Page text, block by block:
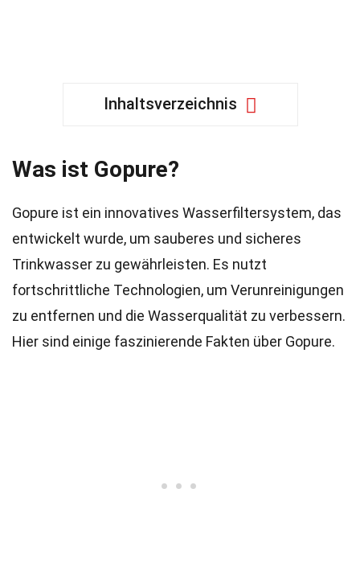
Inhaltsverzeichnis
Was ist Gopure?
Gopure ist ein innovatives Wasserfiltersystem, das
entwickelt wurde, um sauberes und sicheres
Trinkwasser zu gewährleisten. Es nutzt
fortschrittliche Technologien, um Verunreinigungen
zu entfernen und die Wasserqualität zu verbessern.
Hier sind einige faszinierende Fakten über Gopure.